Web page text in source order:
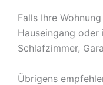
Falls Ihre
Hauseingang
Schlafzimmer,
Übrigens